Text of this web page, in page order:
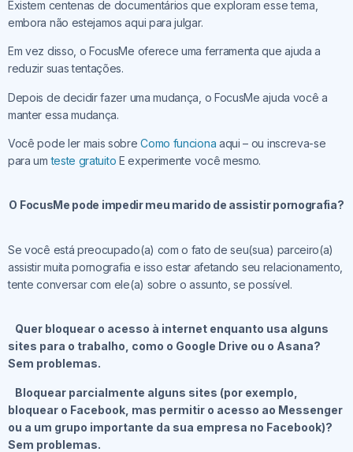
Existem centenas de documentários que exploram esse tema,
embora não estejamos aqui para julgar.
Em vez disso, o FocusMe oferece uma ferramenta que ajuda a
reduzir suas tentações.
Depois de decidir fazer uma mudança, o FocusMe ajuda você a
manter essa mudança.
Você pode ler mais sobre Como funciona aqui – ou inscreva-se
para umteste gratuito E experimente você mesmo.
O FocusMe pode impedir meu marido de assistir pornografia?
Se você está preocupado(a) com o fato de seu(sua) parceiro(a)
assistir muita pornografia e isso estar afetando seu relacionamento,
tente conversar com ele(a) sobre o assunto, se possível.
Quer bloquear o acesso à internet enquanto usa alguns
sites para o trabalho, como o Google Drive ou o Asana?
Sem problemas.
Bloquear parcialmente alguns sites (por exemplo,
bloquear o Facebook, mas permitir o acesso ao Messenger
ou a um grupo importante da sua empresa no Facebook)?
Sem problemas.